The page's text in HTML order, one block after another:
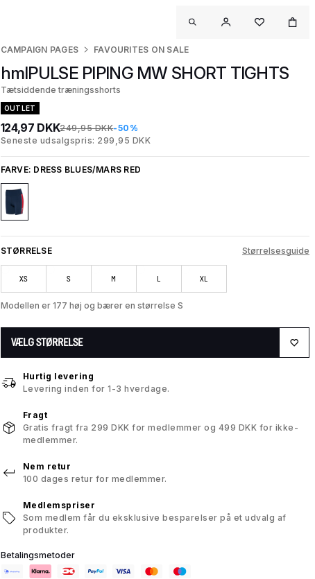
CAMPAIGN PAGES FAVOURITES ON SALE
hmlPULSE PIPING MW SHORT TIGHTS
Tætsiddende træningsshorts
OUTLET
124,97 DKK249,95 DKK-50%
Seneste udsalgspris: 299,95 DKK
FARVE: DRESS BLUES/MARS RED
STØRRELSE Størrelsesguide
XS S M L XL
Modellen er 177 høj og bærer en størrelse S
VÆLG STØRRELSE
Hurtig levering
Levering inden for 1-3 hverdage.
Fragt
Gratis fragt fra 299 DKK for medlemmer og 499 DKK for ikke-
medlemmer.
Nem retur
100 dages retur for medlemmer.
Medlemspriser
Som medlem får du eksklusive besparelser på et udvalg af
produkter.
Betalingsmetoder